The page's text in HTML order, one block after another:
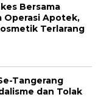
Bersama
Operasi Apotek,
Terlarang
Tangerang
dan Tolak